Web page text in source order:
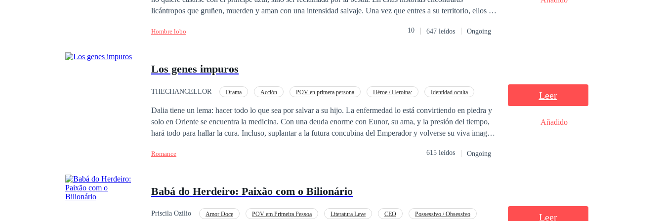
licántropos que gruñen, muerden y aman con una intensidad salvaje. Una vez que entres a su territorio, ellos te
Hombre lobo 10 647 leídos Ongoing
Los genes impuros
THECHANCELLOR Drama Acción POV en primera persona Héroe / Heroína:
Identidad oculta
Dalia tiene un lema: hacer todo lo que sea por salvar a su hijo. La enfermedad lo está convirtiendo en piedra y
solo en Oriente se encuentra la medicina. Con una deuda enorme con Eunor, su ama, y la presión del tiempo,
hará todo para hallar la cura. Incluso, suplantar a la futura concubina del Emperador y volverse su viva imagen.
destruirlo todo. Pero el destino le pondrá las cosas difíciles. El Emperador es un hombre muy recto, amable y
puede hacer: mantener su mentira y tratar de conservarlo todo. Sin embargo, su engaño podría ser revelado en
Romance 615 leídos Ongoing
Leer
Añadido
Babá do Herdeiro: Paixão com o Bilionário
Priscila Ozilio Amor Doce POV em Primeira Pessoa Literatura Leve CEO
Possessivo / Obsessivo
Leer